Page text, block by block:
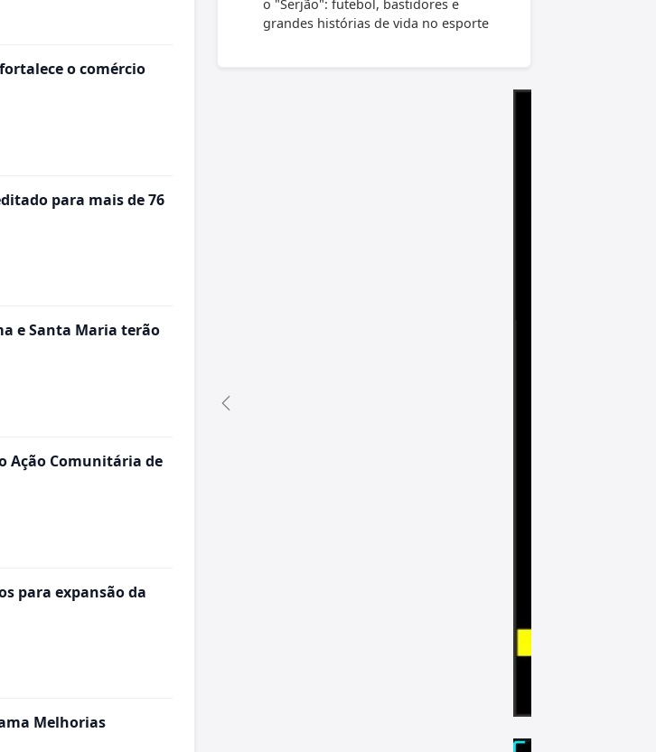
o comércio
para mais de 76
e Santa Maria terão
Ação Comunitária de
para expansão da
Melhorias
o "Serjão": futebol, bastidores e
grandes histórias de vida no esporte